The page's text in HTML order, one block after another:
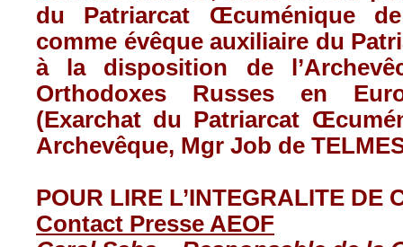
du Patriarcat Œcuméniquede
comme évêque auxiliaire du
àla disposition de
Orthodoxes
Russes en
(Exarchat du Patriarcat
Archevêque, Mgr Job de
POUR LIRE L’INTEGRALITE DE
Contact Presse AEOF